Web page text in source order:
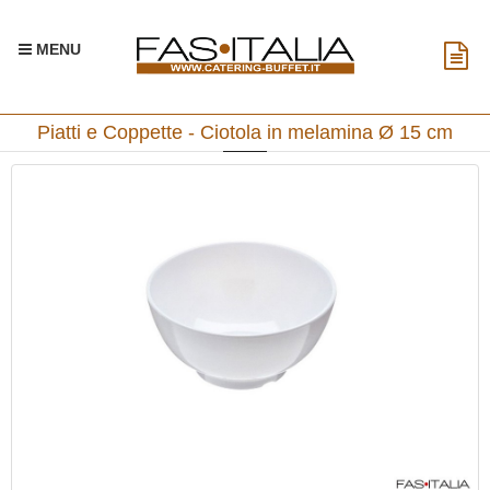
MENU
Piatti e Coppette - Ciotola in melamina Ø 15 cm